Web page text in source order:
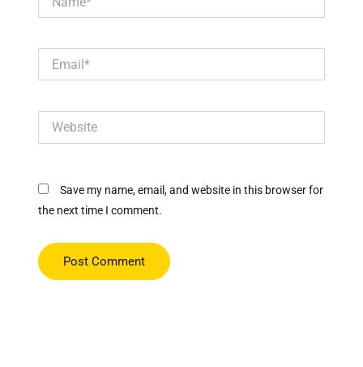
Save my name, email, and website in this browser for
the next time I comment.